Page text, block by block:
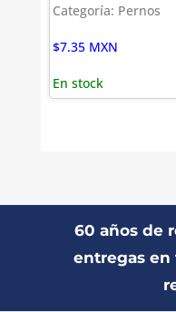
Categoría: Pernos
$7.35 MXN
En stock
60 años de
entregas